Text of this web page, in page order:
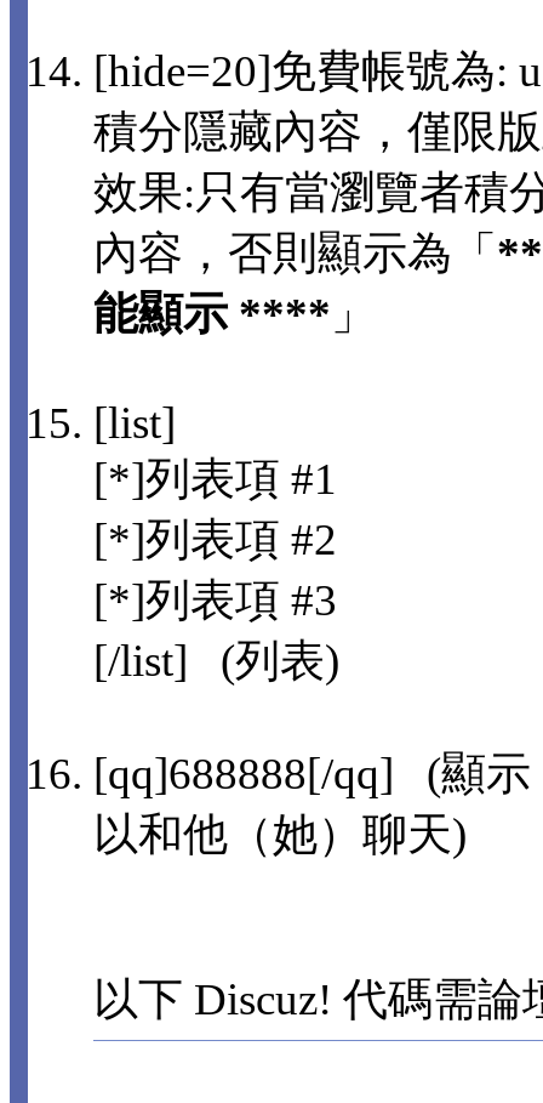
[hide=20]免費帳號為:
積分隱藏內容，僅限
效果:只有當瀏覽者積
內容，否則顯示為「
能顯示 **** 」
[list]
[*]列表項 #1
[*]列表項 #2
[*]列表項 #3
[/list] (列表)
[qq]688888[/qq] (顯
以和他（她）聊天)
以下 Discuz! 代碼需